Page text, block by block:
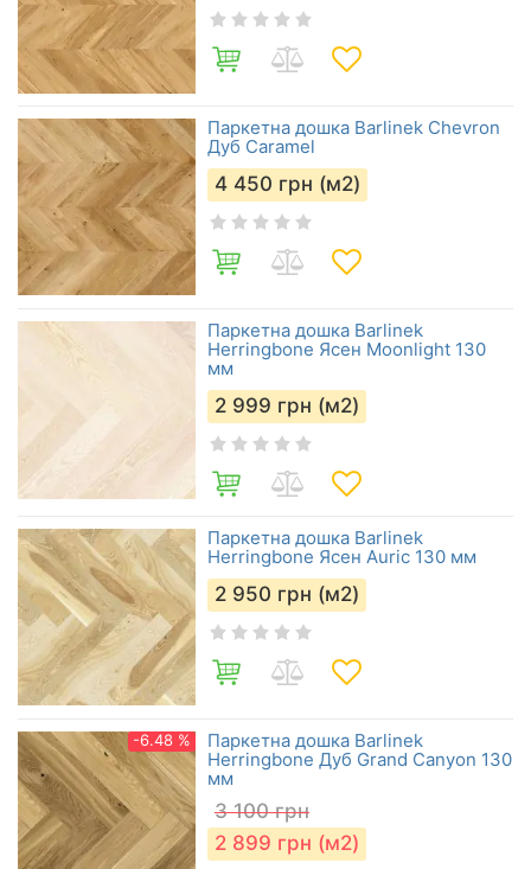
Паркетна дошка Barlinek Chevron
Дуб Caramel
4 450 грн (м2)
Паркетна дошка Barlinek
Herringbone Ясен Moonlight 130
мм
2 999 грн (м2)
Паркетна дошка Barlinek
Herringbone Ясен Auric 130 мм
2 950 грн (м2)
-6.48 %
Паркетна дошка Barlinek
Herringbone Дуб Grand Canyon 130
мм
3 100 грн
2 899 грн (м2)